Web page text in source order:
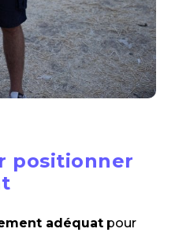
positionner
adéquat pour